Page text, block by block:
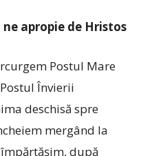
apropie de Hristos
Postul Mare
Învierii
deschisă spre
mergând la
după